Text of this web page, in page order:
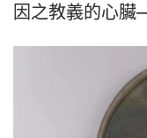
因之教義的心